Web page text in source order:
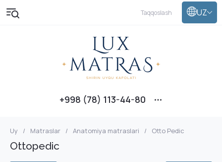
+998 (78) 113-44-80
Taqqoslash UZ
Uy / Matraslar / Anatomiya matraslari / Otto Pedic
Ottopedic